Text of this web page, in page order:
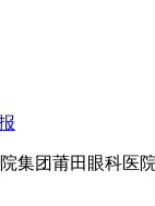
集团莆田眼科医